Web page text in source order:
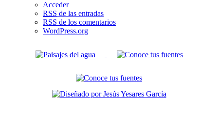
Acceder
RSS de las entradas
RSS de los comentarios
WordPress.org